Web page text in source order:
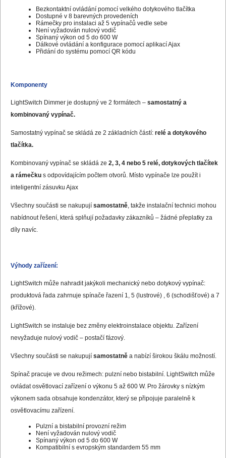
Bezkontaktní ovládání pomocí velkého dotykového tlačítka
Dostupné v 8 barevných provedeních
Rámečky pro instalaci až 5 vypínačů vedle sebe
Není vyžadován nulový vodič
Spínaný výkon od 5 do 600 W
Dálkové ovládání a konfigurace pomocí aplikací Ajax
Přidání do systému pomocí QR kódu
Komponenty
LightSwitch Dimmer je dostupný ve 2 formátech – samostatný a
kombinovaný vypínač.
Samostatný vypínač se skládá ze 2 základních částí: relé a dotykového
tlačítka.
Kombinovaný vypínač se skládá ze 2, 3, 4 nebo 5 relé, dotykových tlačítek
a rámečku s odpovídajícím počtem otvorů. Místo vypínače lze použít i
inteligentní zásuvku Ajax
Všechny součásti se nakupují samostatně , takže instalační technici mohou
nabídnout řešení, která splňují požadavky zákazníků – žádné přeplatky za
díly navíc.
Výhody zařízení:
LightSwitch může nahradit jakýkoli mechanický nebo dotykový vypínač:
produktová řada zahrnuje spínače řazení 1, 5 (lustrové) , 6 (schodišťové) a 7
(křížové).
LightSwitch se instaluje bez změny elektroinstalace objektu. Zařízení
nevyžaduje nulový vodič – postačí fázový.
Všechny součásti se nakupují samostatně a nabízí širokou škálu možností.
Spínač pracuje ve dvou režimech: pulzní nebo bistabilní. LightSwitch může
ovládat osvětlovací zařízení o výkonu 5 až 600 W. Pro žárovky s nízkým
výkonem sada obsahuje kondenzátor, který se připojuje paralelně k
osvětlovacímu zařízení.
Pulzní a bistabilní provozní režim
Není vyžadován nulový vodič
Spínaný výkon od 5 do 600 W
Kompatibilní s evropským standardem 55 mm